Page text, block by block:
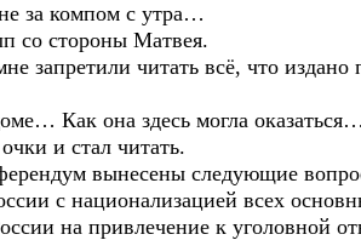
компом с утра…
стороны Матвея.
читать всё, что издано
Как она здесь могла
и стал читать.
вынесены следующие
национализацией всех
привлечение к уголовной